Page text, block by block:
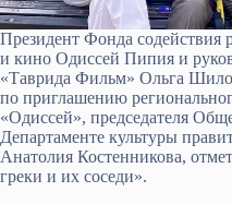
Президент Фонда содействия
и кино Одиссей Пипия и
«Таврида Фильм» Ольга
по приглашению
«Одиссей», председателя
Департаменте культуры
Анатолия Костенникова,
греки и их соседи».